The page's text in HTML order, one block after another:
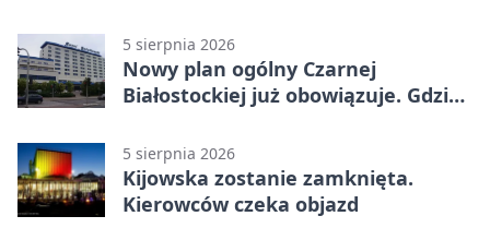
5 sierpnia 2026
Nowy plan ogólny Czarnej
Białostockiej już obowiązuje. Gdzie
5 sierpnia 2026
Kijowska zostanie zamknięta.
Kierowców czeka objazd